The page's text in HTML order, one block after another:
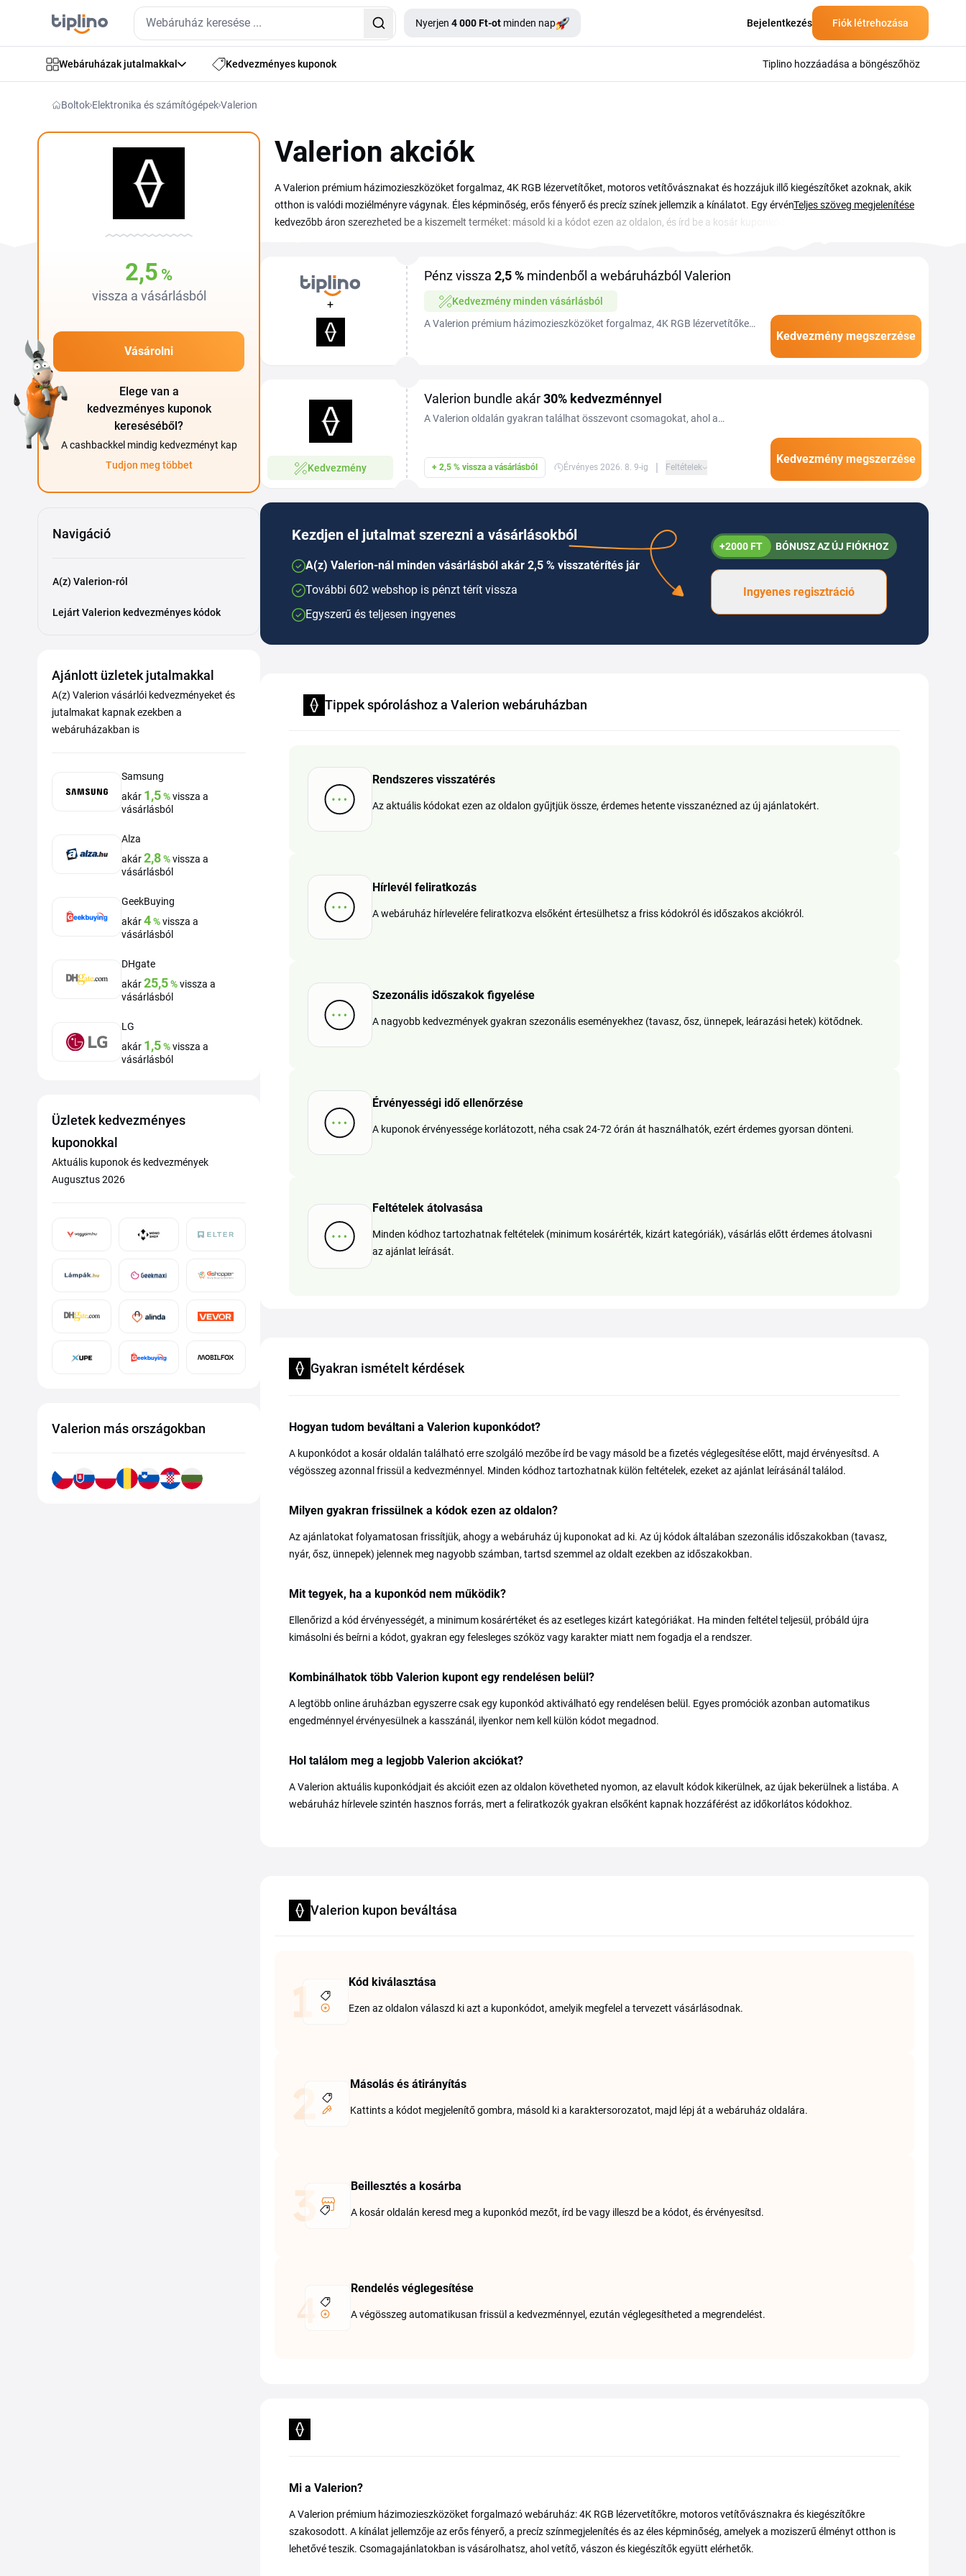
Nyerjen 4 000 Ft-ot minden nap Bejelentkezés Fiók létrehozása
Webáruházak jutalmakkal Kedvezményes kuponok Tiplino hozzáadása a böngészőhöz
Boltok Elektronika és számítógépekValerion
2,5 %
vissza a vásárlásból
Vásárolni
Elege van a
kedvezményes kuponok
kereséséből?
A cashbackkel mindig kedvezményt kap
Tudjon meg többet
Navigáció
A(z) Valerion-ról
Lejárt Valerion kedvezményes kódok
Ajánlott üzletek jutalmakkal
A(z) Valerion vásárlói kedvezményeket és
jutalmakat kapnak ezekben a
webáruházakban is
Samsung
akár 1,5%vissza a
vásárlásból
Alza
akár2,8%vissza a
vásárlásból
GeekBuying
akár4%vissza a
vásárlásból
DHgate
akár25,5%vissza a
vásárlásból
LG
akár 1,5%vissza a
vásárlásból
Üzletek kedvezményes
kuponokkal
Aktuális kuponok és kedvezmények
Augusztus 2026
Valerion más országokban
Valerion akciók
A Valerion prémium házimozieszközöket forgalmaz, 4K RGB lézervetítőket, motoros vetítővásznakat és hozzájuk illő kiegészítőket azoknak, akik
otthon is valódi moziélményre vágynak. Éles képminőség, erős fényerő és precíz színek jellemzik a kínálatot. Egy érvényes Valerion kuponkóddal
kedvezőbb áron szerezheted be a kiszemelt terméket: másold ki a kódot ezen az oldalon, és írd be a kosár kuponkód mezejébe a fizetés
csak pár napig elérhető, ne hagyd ki, és a vásárlás előtt mindig ellenőrizd a feltételeket.
Teljes szöveg megjelenítése
+
Pénz vissza 2,5 % mindenből a webáruházból Valerion
Kedvezmény minden vásárlásból
A Valerion prémium házimozieszközöket forgalmaz, 4K RGB lézervetítőket,
Kedvezmény megszerzése
Kedvezmény
Valerion bundle akár30% kedvezménnyel
A Valerion oldalán gyakran találhat összevont csomagokat, ahol a
információ a webáruházban.
+ 2,5 % vissza a vásárlásból Érvényes 2026. 8. 9-ig | Feltételek
Kedvezmény megszerzése
Kezdjen el jutalmat szerezni a vásárlásokból
A(z) Valerion-nál minden vásárlásból akár 2,5 % visszatérítés jár
További 602 webshop is pénzt térít vissza
Egyszerű és teljesen ingyenes
+2000 FT BÓNUSZ AZ ÚJ FIÓKHOZ
Ingyenes regisztráció
Tippek spóroláshoz a Valerion webáruházban
Rendszeres visszatérés
Az aktuális kódokat ezen az oldalon gyűjtjük össze, érdemes hetente visszanézned az új ajánlatokért.
Hírlevél feliratkozás
A webáruház hírlevelére feliratkozva elsőként értesülhetsz a friss kódokról és időszakos akciókról.
Szezonális időszakok figyelése
A nagyobb kedvezmények gyakran szezonális eseményekhez (tavasz, ősz, ünnepek, leárazási hetek) kötődnek.
Érvényességi idő ellenőrzése
A kuponok érvényessége korlátozott, néha csak 24-72 órán át használhatók, ezért érdemes gyorsan dönteni.
Feltételek átolvasása
Minden kódhoz tartozhatnak feltételek (minimum kosárérték, kizárt kategóriák), vásárlás előtt érdemes átolvasni
az ajánlat leírását.
Gyakran ismételt kérdések
Hogyan tudom beváltani a Valerion kuponkódot?
A kuponkódot a kosár oldalán található erre szolgáló mezőbe írd be vagy másold be a fizetés véglegesítése előtt, majd érvényesítsd. A
végösszeg azonnal frissül a kedvezménnyel. Minden kódhoz tartozhatnak külön feltételek, ezeket az ajánlat leírásánál találod.
Milyen gyakran frissülnek a kódok ezen az oldalon?
Az ajánlatokat folyamatosan frissítjük, ahogy a webáruház új kuponokat ad ki. Az új kódok általában szezonális időszakokban (tavasz,
nyár, ősz, ünnepek) jelennek meg nagyobb számban, tartsd szemmel az oldalt ezekben az időszakokban.
Mit tegyek, ha a kuponkód nem működik?
Ellenőrizd a kód érvényességét, a minimum kosárértéket és az esetleges kizárt kategóriákat. Ha minden feltétel teljesül, próbáld újra
kimásolni és beírni a kódot, gyakran egy felesleges szóköz vagy karakter miatt nem fogadja el a rendszer.
Kombinálhatok több Valerion kupont egy rendelésen belül?
A legtöbb online áruházban egyszerre csak egy kuponkód aktiválható egy rendelésen belül. Egyes promóciók azonban automatikus
engedménnyel érvényesülnek a kasszánál, ilyenkor nem kell külön kódot megadnod.
Hol találom meg a legjobb Valerion akciókat?
A Valerion aktuális kuponkódjait és akcióit ezen az oldalon követheted nyomon, az elavult kódok kikerülnek, az újak bekerülnek a listába. A
webáruház hírlevele szintén hasznos forrás, mert a feliratkozók gyakran elsőként kapnak hozzáférést az időkorlátos kódokhoz.
Valerion kupon beváltása
Kód kiválasztása
Ezen az oldalon válaszd ki azt a kuponkódot, amelyik megfelel a tervezett vásárlásodnak.
Másolás és átirányítás
Kattints a kódot megjelenítő gombra, másold ki a karaktersorozatot, majd lépj át a webáruház oldalára.
Beillesztés a kosárba
A kosár oldalán keresd meg a kuponkód mezőt, írd be vagy illeszd be a kódot, és érvényesítsd.
Rendelés véglegesítése
A végösszeg automatikusan frissül a kedvezménnyel, ezután véglegesítheted a megrendelést.
Mi a Valerion?
A Valerion prémium házimozieszközöket forgalmazó webáruház: 4K RGB lézervetítőkre, motoros vetítővásznakra és kiegészítőkre
szakosodott. A kínálat jellemzője az erős fényerő, a precíz színmegjelenítés és az éles képminőség, amelyek a moziszerű élményt otthon is
lehetővé teszik. Csomagajánlatokban is vásárolhatsz, ahol vetítő, vászon és kiegészítők együtt elérhetők.